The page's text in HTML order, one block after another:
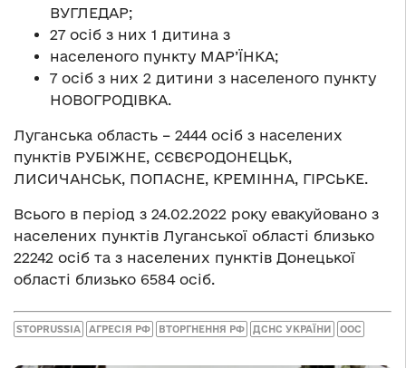
ВУГЛЕДАР;
27 осіб з них 1 дитина з
населеного пункту МАР’ЇНКА;
7 осіб з них 2 дитини з населеного пункту
НОВОГРОДІВКА.
Луганська область – 2444 осіб з населених
пунктів РУБІЖНЕ, СЄВЄРОДОНЕЦЬК,
ЛИСИЧАНСЬК, ПОПАСНЕ, КРЕМІННА, ГІРСЬКЕ.
Всього в період з 24.02.2022 року евакуйовано з
населених пунктів Луганської області близько
22242 осіб та з населених пунктів Донецької
області близько 6584 осіб.
STOPRUSSIA АГРЕСІЯ РФ ВТОРГНЕННЯ РФ ДСНС УКРАЇНИ ООС